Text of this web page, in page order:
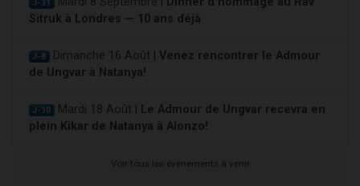
J-31
Sitruk à Londres — 10 ans déjà
J-8 Dimanche 16 Août | Venez rencontrer le Admour
de Ungvar à Natanya!
J-10 Mardi 18 Août |
Le Admour de Ungvar recevra en
plein Kikar de Natanya à Alonzo!
Voir tous les événements à venir